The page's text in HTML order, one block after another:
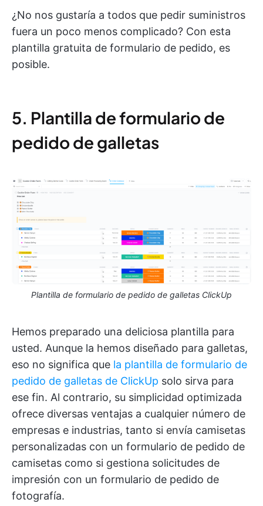
¿No nos gustaría a todos que pedir suministros
fuera un poco menos complicado? Con esta
plantilla gratuita de formulario de pedido, es
posible.
5. Plantilla de formulario de
pedido de galletas
Plantilla de formulario de pedido de galletas ClickUp
Hemos preparado una deliciosa plantilla para
usted. Aunque la hemos diseñado para galletas,
eso no significa que la plantilla de formulario de
pedido de galletas de ClickUp solo sirva para
ese fin. Al contrario, su simplicidad optimizada
ofrece diversas ventajas a cualquier número de
empresas e industrias, tanto si envía camisetas
personalizadas con un formulario de pedido de
camisetas como si gestiona solicitudes de
impresión con un formulario de pedido de
fotografía.